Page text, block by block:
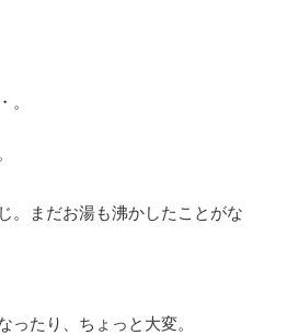
。まだお湯も沸かしたことがな
たり、ちょっと大変。